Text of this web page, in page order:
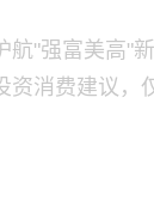
"强富美高"
消费建议，